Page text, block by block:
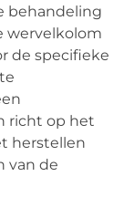
behandeling
wervelkolom
de specifieke
richt op het
herstellen
van de